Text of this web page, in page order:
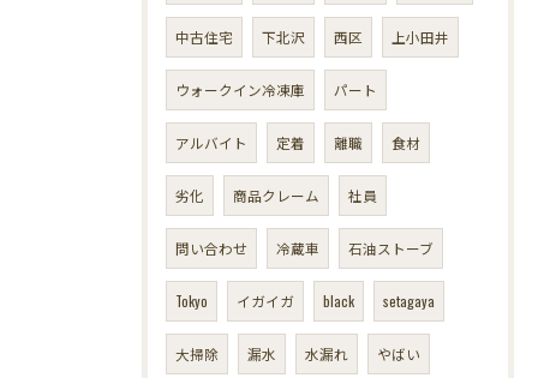
中古住宅 下北沢 西区 上小田井
ウォークイン冷凍庫 パート
アルバイト 定着 離職 食材
劣化 商品クレーム 社員
問い合わせ 冷蔵車 石油ストーブ
Tokyo イガイガ black setagaya
大掃除 漏水 水漏れ やばい